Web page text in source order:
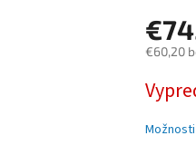
€60,20
cena: